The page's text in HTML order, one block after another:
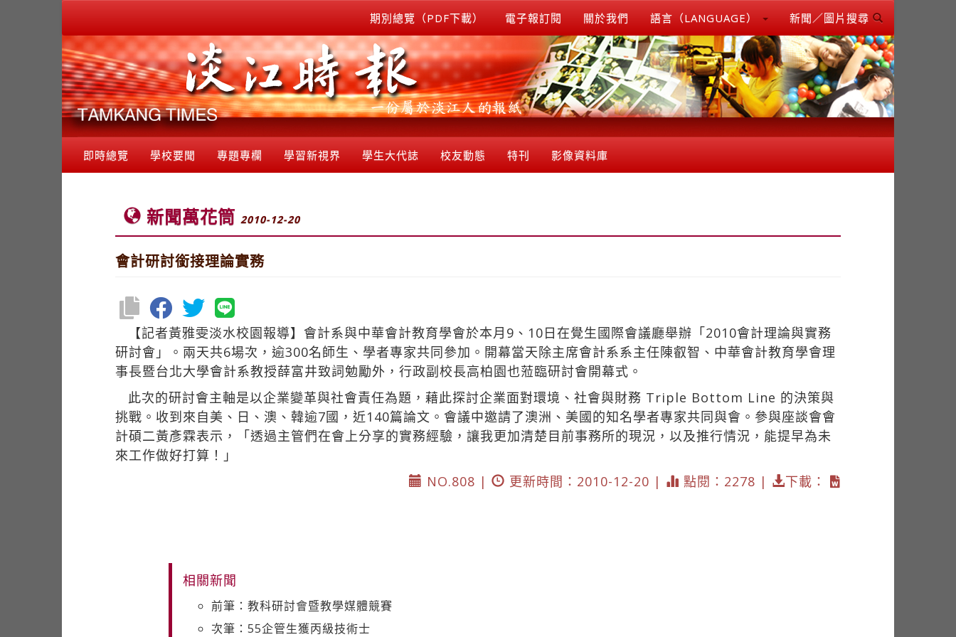
期別總覽（PDF下載） 電子報訂閱 關於我們 語言（LANGUAGE） 新聞／圖片搜尋
即時總覽 學校要聞 專題專欄 學習新視界 學生大代誌 校友動態 特刊 影像資料庫
新聞萬花筒 2010-12-20
會計研討銜接理論實務
【記者黃雅雯淡水校園報導】會計系與中華會計教育學會於本月9、10日在覺生國際會議廳舉辦「2010會計理論與實務
研討會」。兩天共6場次，逾300名師生、學者專家共同參加。開幕當天除主席會計系系主任陳叡智、中華會計教育學會理
事長暨台北大學會計系教授薛富井致詞勉勵外，行政副校長高柏園也蒞臨研討會開幕式。
此次的研討會主軸是以企業變革與社會責任為題，藉此探討企業面對環境、社會與財務 Triple Bottom Line 的決策與
挑戰。收到來自美、日、澳、韓逾7國，近140篇論文。會議中邀請了澳洲、美國的知名學者專家共同與會。參與座談會會
計碩二黃彥霖表示，「透過主管們在會上分享的實務經驗，讓我更加清楚目前事務所的現況，以及推行情況，能提早為未
來工作做好打算！」
NO.808 |
更新時間：2010-12-20 | 點閱：2278 | 下載：
相關新聞
前筆：教科研討會暨教學媒體競賽
次筆：55企管生獲丙級技術士